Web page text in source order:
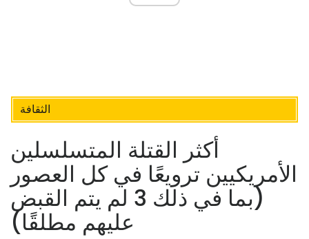
الثقافة
أكثر القتلة المتسلسلين
الأمريكيين ترويعًا في كل العصور
(بما في ذلك 3 لم يتم القبض
عليهم مطلقًا)